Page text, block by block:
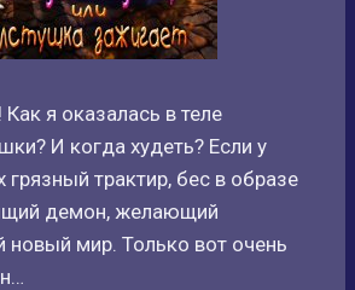
Как я оказалась в теле
И когда худеть? Если у
грязный трактир, бес в образе
демон, желающий
новый мир. Только вот очень